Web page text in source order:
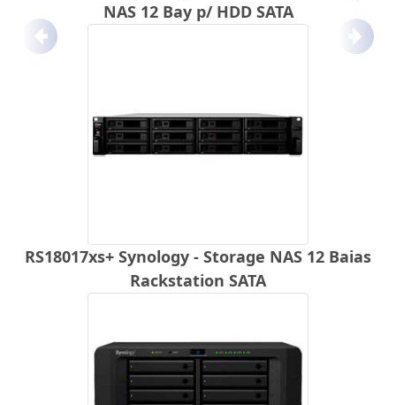
NAS 12 Bay p/ HDD SATA
RS18017xs+ Synology - Storage NAS 12 Baias
Rackstation SATA
Anterior